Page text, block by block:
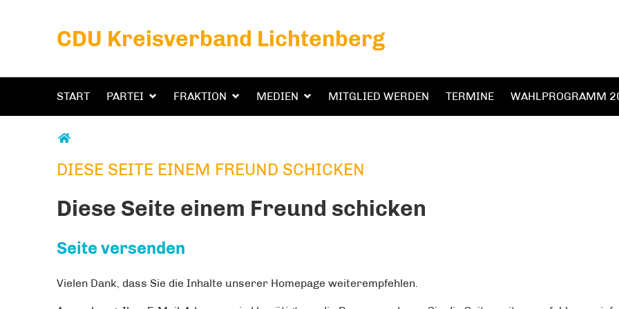
CDU Kreisverband Lichtenberg
START PARTEI FRAKTION MEDIEN MITGLIED WERDEN TERMINE WAHLPROGRAMM
Sie sind hier
DIESE SEITE EINEM FREUND SCHICKEN
DIESE SEITE EINEM FREUND SCHICKEN
Diese Seite einem Freund schicken
Seite versenden
Vielen Dank, dass Sie die Inhalte unserer Homepage weiterempfehlen.